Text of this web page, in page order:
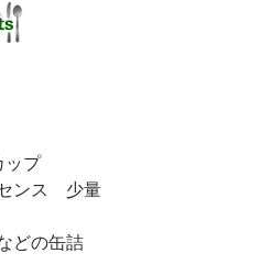
プ
ンス 少量
どの缶詰